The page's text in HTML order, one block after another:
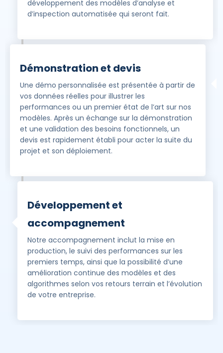
développement des modèles d’analyse et
d’inspection automatisée qui seront fait.
Démonstration et devis
Une démo personnalisée est présentée à partir de
vos données réelles pour illustrer les
performances ou un premier état de l’art sur nos
modèles. Après un échange sur la démonstration
et une validation des besoins fonctionnels, un
devis est rapidement établi pour acter la suite du
projet et son déploiement.
Développement et
accompagnement
Notre accompagnement inclut la mise en
production, le suivi des performances sur les
premiers temps, ainsi que la possibilité d’une
amélioration continue des modèles et des
algorithmes selon vos retours terrain et l’évolution
de votre entreprise.